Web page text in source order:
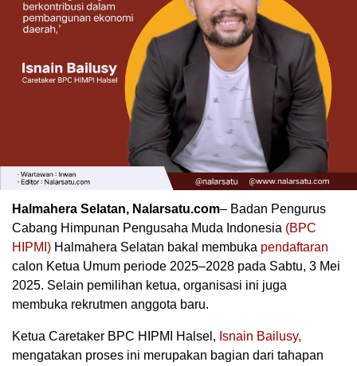
Halmahera Selatan, Nalarsatu.com– Badan Pengurus
Cabang Himpunan Pengusaha Muda Indonesia (BPC
HIPMI) Halmahera Selatan bakal membuka pendaftaran
calon Ketua Umum periode 2025–2028 pada Sabtu, 3 Mei
2025. Selain pemilihan ketua, organisasi ini juga
membuka rekrutmen anggota baru.
Ketua Caretaker BPC HIPMI Halsel, Isnain Bailusy,
mengatakan proses ini merupakan bagian dari tahapan